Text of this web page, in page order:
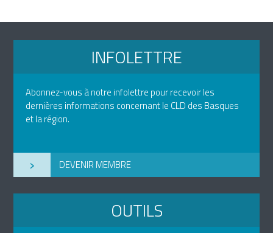
INFOLETTRE
Abonnez-vous à notre infolettre pour recevoir les
dernières informations concernant le CLD des Basques
et la région.
› DEVENIR MEMBRE
OUTILS